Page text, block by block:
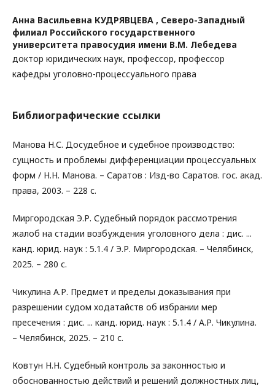
Анна Васильевна КУДРЯВЦЕВА , Северо-Западный
филиал Российского государственного
университета правосудия имени В.М. Лебедева
доктор юридических наук, профессор, профессор
кафедры уголовно-процессуального права
Библиографические ссылки
Манова Н.С. Досудебное и судебное производство:
сущность и проблемы дифференциации процессуальных
форм / Н.Н. Манова. – Саратов : Изд-во Саратов. гос. акад.
права, 2003. – 228 с.
Миргородская Э.Р. Судебный порядок рассмотрения
жалоб на стадии возбуждения уголовного дела : дис. ...
канд. юрид. наук : 5.1.4 / Э.Р. Миргородская. – Челябинск,
2025. – 280 с.
Чикулина А.Р. Предмет и пределы доказывания при
разрешении судом ходатайств об избрании мер
пресечения : дис. ... канд. юрид. наук : 5.1.4 / А.Р. Чикулина.
– Челябинск, 2025. – 210 с.
Ковтун Н.Н. Судебный контроль за законностью и
обоснованностью действий и решений должностных лиц,